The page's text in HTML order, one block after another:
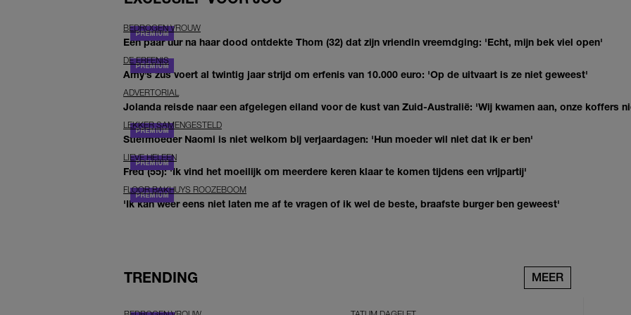
BEDROGEN VROUW
Een paar uur na haar dood ontdekte Thom (32) dat zijn vriendin vreemdging: 'Echt, mijn bek viel open'
DE ERFENIS
Amy’s zus voert al twintig jaar strijd om erfenis van 10.000 euro: 'Op de uitvaart is ze niet geweest'
ADVERTORIAL
Jolanda reisde naar een afgelegen eiland voor de kust van Zuid-Australië: 'Wij kwamen aan, onze koffers
LEKKER SAMENGESTELD
Stiefmoeder Naomi is niet welkom bij verjaardagen: 'Hun moeder wil niet dat ik er ben'
LIEVE HELEEN
Fred (55): 'Ik vind het moeilijk om meerdere keren klaar te komen tijdens een vrijpartij'
FLOOR BAKHUYS ROOZEBOOM
'Ik kan weer eens niet laten me af te vragen of ik wel de beste, braafste burger ben geweest'
TRENDING MEER